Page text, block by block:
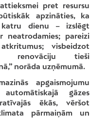
pret resursu
apzināties, ka
katru dienu – izslēgt
neatrodamies; pareizi
visbeidzot
renovāciju tieši
norāda uzņēmumā.
apgaismojumu
gāzes
ēkās, vēršot
pārmaiņām un